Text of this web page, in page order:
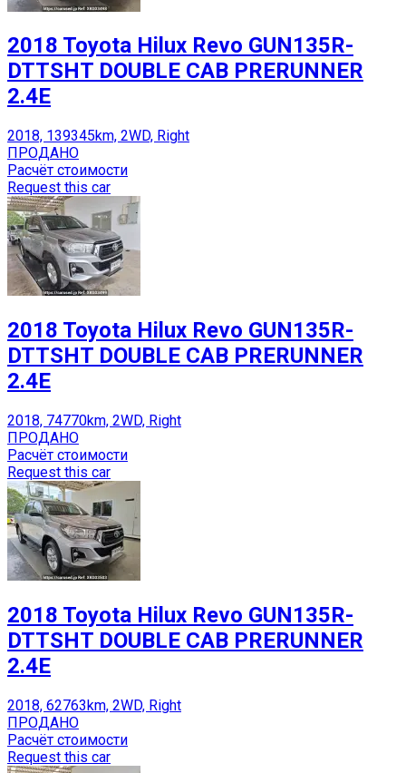
2018 Toyota Hilux Revo GUN135R-
DTTSHT DOUBLE CAB PRERUNNER
2.4E
2018, 139345km, 2WD, Right
ПРОДАНО
Расчёт стоимости
Request this car
2018 Toyota Hilux Revo GUN135R-
DTTSHT DOUBLE CAB PRERUNNER
2.4E
2018, 74770km, 2WD, Right
ПРОДАНО
Расчёт стоимости
Request this car
2018 Toyota Hilux Revo GUN135R-
DTTSHT DOUBLE CAB PRERUNNER
2.4E
2018, 62763km, 2WD, Right
ПРОДАНО
Расчёт стоимости
Request this car